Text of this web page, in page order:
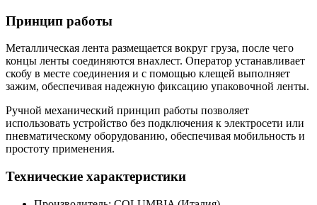
Принцип работы
Металлическая лента размещается вокруг груза, после чего
концы ленты соединяются внахлест. Оператор устанавливает
скобу в месте соединения и с помощью клещей выполняет
зажим, обеспечивая надежную фиксацию упаковочной ленты.
Ручной механический принцип работы позволяет
использовать устройство без подключения к электросети или
пневматическому оборудованию, обеспечивая мобильность и
простоту применения.
Технические характеристики